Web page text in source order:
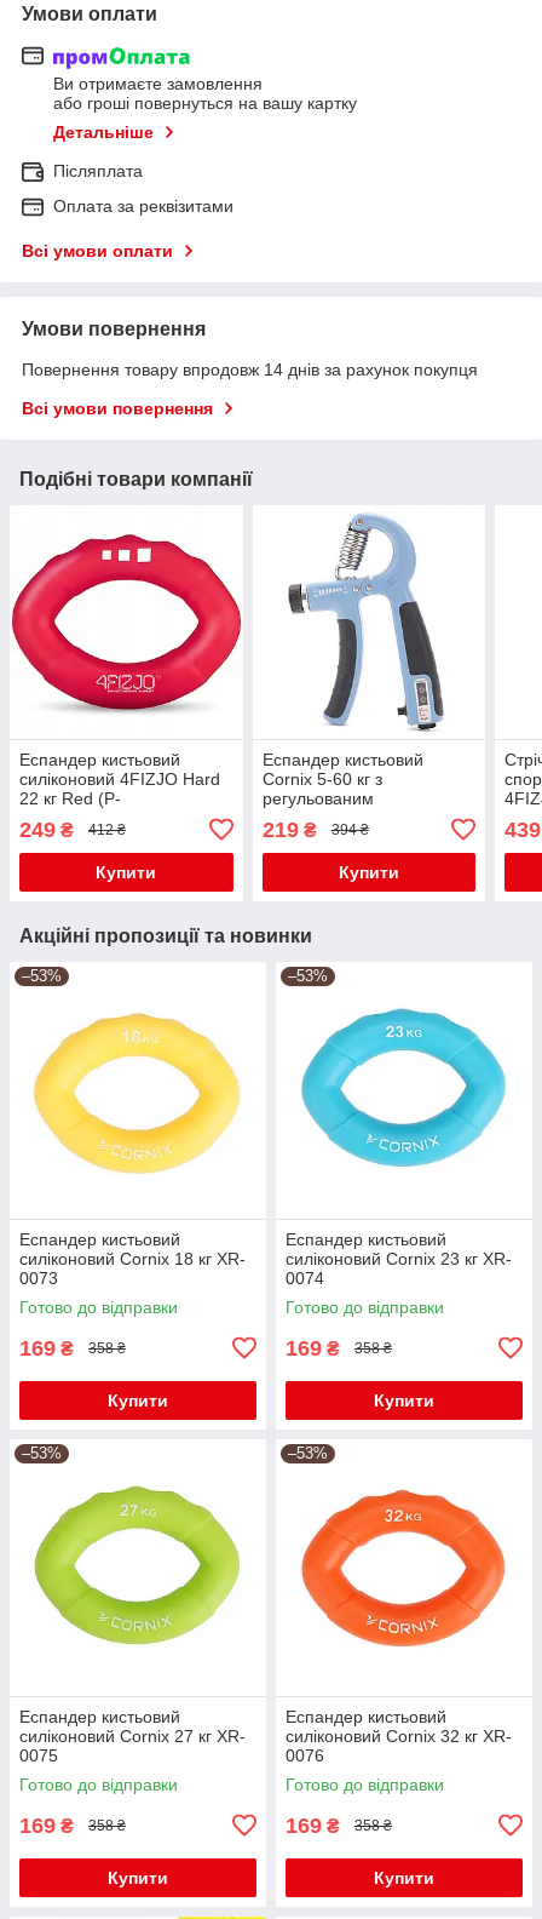
Умови оплати
Ви отримаєте замовлення
або гроші повернуться на вашу картку
Детальніше
Післяплата
Оплата за реквізитами
Всі умови оплати
Умови повернення
Повернення товару впродовж 14 днів за рахунок покупця
Всі умови повернення
Подібні товари компанії
Еспандер кистьовий
силіконовий 4FIZJO Hard
22 кг Red (P-
249 ₴ 412 ₴
Купити
Еспандер кистьовий
Cornix 5-60 кг з
регульованим
лічильником XR-0267 Sky
Blue/Black
219₴ 394 ₴
Купити
439
Акційні пропозиції та новинки
–53%
Еспандер кистьовий
силіконовий Cornix 18 кг XR-
0073
Готово до відправки
169 ₴ 358 ₴
Купити
–53%
Еспандер кистьовий
силіконовий Cornix 23 кг XR-
0074
Готово до відправки
169 ₴ 358 ₴
Купити
–53%
Еспандер кистьовий
силіконовий Cornix 27 кг XR-
0075
Готово до відправки
169 ₴ 358 ₴
Купити
–53%
Еспандер кистьовий
силіконовий Cornix 32 кг XR-
0076
Готово до відправки
169 ₴ 358 ₴
Купити